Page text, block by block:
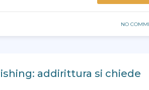
NO
addirittura si chiede